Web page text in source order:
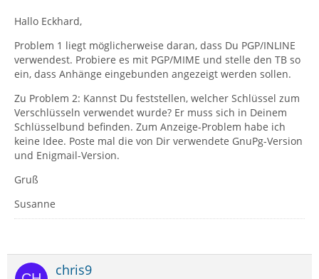
Hallo Eckhard,
Problem 1 liegt möglicherweise daran, dass Du PGP/INLINE
verwendest. Probiere es mit PGP/MIME und stelle den TB so
ein, dass Anhänge eingebunden angezeigt werden sollen.
Zu Problem 2: Kannst Du feststellen, welcher Schlüssel zum
Verschlüsseln verwendet wurde? Er muss sich in Deinem
Schlüsselbund befinden. Zum Anzeige-Problem habe ich
keine Idee. Poste mal die von Dir verwendete GnuPg-Version
und Enigmail-Version.
Gruß
Susanne
chris9